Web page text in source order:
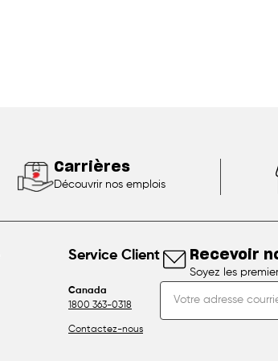
Carrières
Découvrir nos emplois
Service Client
Canada
1800 363-0318
Contactez-nous
Recevoir
Soyez les